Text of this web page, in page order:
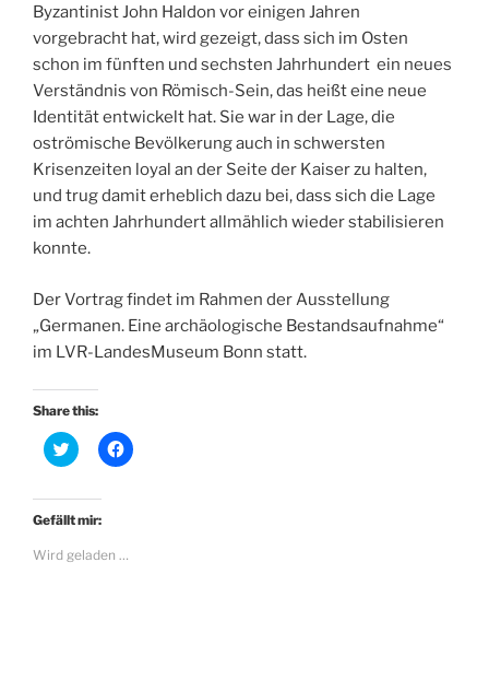
Byzantinist John Haldon vor einigen Jahren
vorgebracht hat, wird gezeigt, dass sich im Osten
schon im fünften und sechsten Jahrhundert ein neues
Verständnis von Römisch-Sein, das heißt eine neue
Identität entwickelt hat. Sie war in der Lage, die
oströmische Bevölkerung auch in schwersten
Krisenzeiten loyal an der Seite der Kaiser zu halten,
und trug damit erheblich dazu bei, dass sich die Lage
im achten Jahrhundert allmählich wieder stabilisieren
konnte.
Der Vortrag findet im Rahmen der Ausstellung
„Germanen. Eine archäologische Bestandsaufnahme“
im LVR-LandesMuseum Bonn statt.
Share this:
K
l
k
,
u
m
ü
K
l
a
Gefällt mir:
Wird geladen …